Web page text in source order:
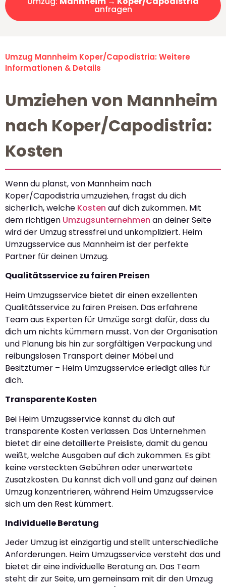
anfragen
Umzug Mannheim Koper/Capodistria: Weitere
Informationen & Details
Umziehen von Mannheim
nach Koper/Capodistria:
Kosten
Wenn du planst, von Mannheim nach
Koper/Capodistria umzuziehen, fragst du dich
sicherlich, welche Kosten auf dich zukommen. Mit
dem richtigen Umzugsunternehmen an deiner Seite
wird der Umzug stressfrei und unkompliziert. Heim
Umzugsservice aus Mannheim ist der perfekte
Partner für deinen Umzug.
Qualitätsservice zu fairen Preisen
Heim Umzugsservice bietet dir einen exzellenten
Qualitätsservice zu fairen Preisen. Das erfahrene
Team aus Experten für Umzüge sorgt dafür, dass du
dich um nichts kümmern musst. Von der Organisation
und Planung bis hin zur sorgfältigen Verpackung und
reibungslosen Transport deiner Möbel und
Besitztümer – Heim Umzugsservice erledigt alles für
dich.
Transparente Kosten
Bei Heim Umzugsservice kannst du dich auf
transparente Kosten verlassen. Das Unternehmen
bietet dir eine detaillierte Preisliste, damit du genau
weißt, welche Ausgaben auf dich zukommen. Es gibt
keine versteckten Gebühren oder unerwartete
Zusatzkosten. Du kannst dich voll und ganz auf deinen
Umzug konzentrieren, während Heim Umzugsservice
sich um den Rest kümmert.
Individuelle Beratung
Jeder Umzug ist einzigartig und stellt unterschiedliche
Anforderungen. Heim Umzugsservice versteht das und
bietet dir eine individuelle Beratung an. Das Team
steht dir zur Seite, um gemeinsam mit dir den Umzug